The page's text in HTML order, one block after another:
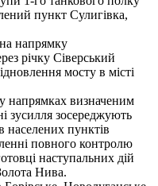
пункт Сулигівка,
напрямку
річку Сіверський
мосту в місті
напрямках визначеним
зусилля зосереджують
населених пунктів
повного контролю
наступальних дій
Нива.